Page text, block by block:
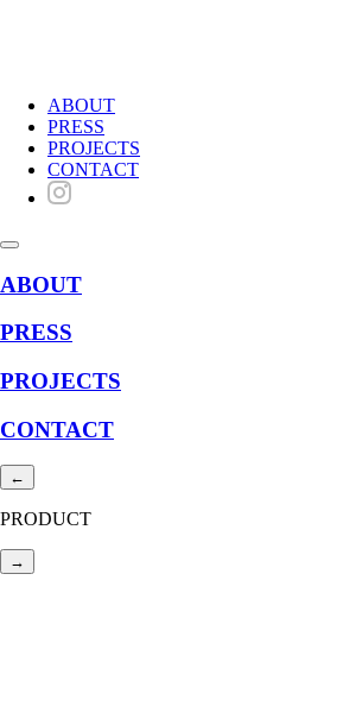
ABOUT
PRESS
PROJECTS
CONTACT
ABOUT
PRESS
PROJECTS
CONTACT
←
PRODUCT
→